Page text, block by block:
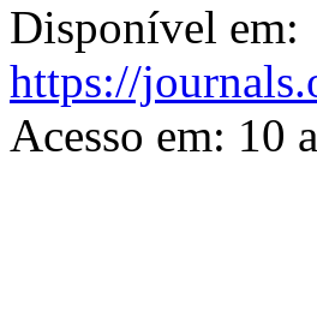
Disponível em:
https://
Acesso em: 10